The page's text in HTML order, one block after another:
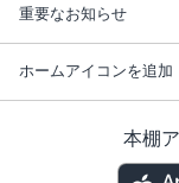
重要なお知らせ
ホームアイコンを追加
本棚